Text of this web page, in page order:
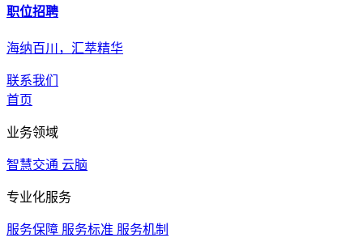
职位招聘
海纳百川，汇萃精华
联系我们
首页
业务领域
智慧交通 云脑
专业化服务
服务保障 服务标准 服务机制